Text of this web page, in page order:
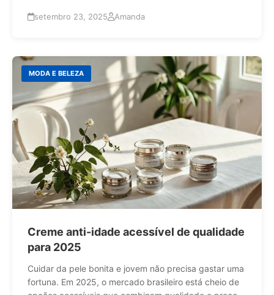
setembro 23, 2025 Amanda
MODA E BELEZA
Creme anti-idade acessível de qualidade
para 2025
Cuidar da pele bonita e jovem não precisa gastar uma
fortuna. Em 2025, o mercado brasileiro está cheio de